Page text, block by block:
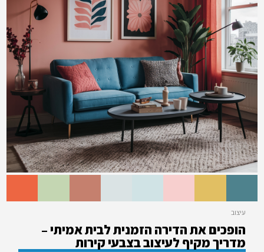
עיצוב
הופכים את הדירה הזמנית לבית אמיתי –
מדריך מקיף לעיצוב בצבעי קירות